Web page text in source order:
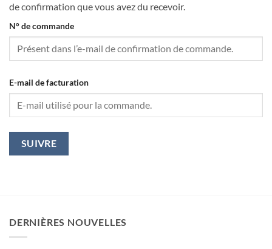
de confirmation que vous avez du recevoir.
N° de commande
E-mail de facturation
SUIVRE
DERNIÈRES NOUVELLES